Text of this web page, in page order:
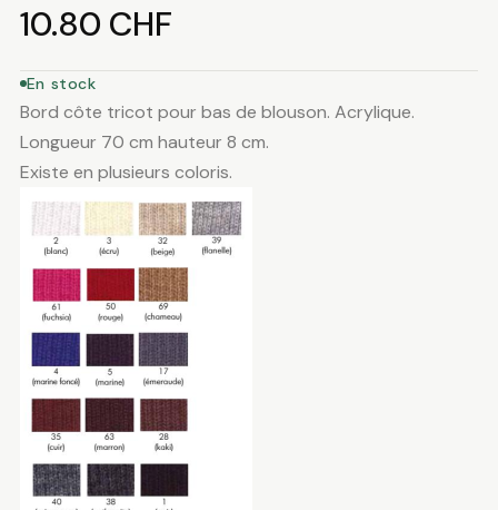
10.80 CHF
En stock
Bord côte tricot pour bas de blouson. Acrylique.
Longueur 70 cm hauteur 8 cm.
Existe en plusieurs coloris.